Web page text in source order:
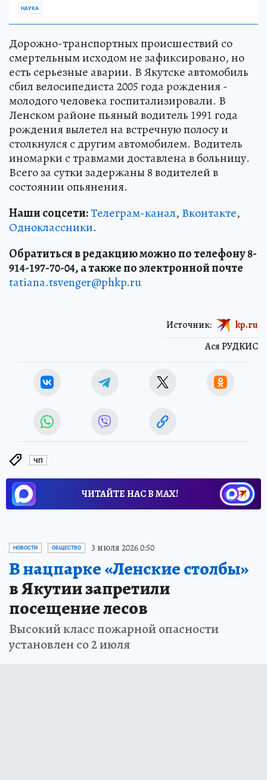
НАУКА
Дорожно-транспортных происшествий со
смертельным исходом не зафиксировано, но
есть серьезные аварии. В Якутске автомобиль
сбил велосипедиста 2005 года рождения -
молодого человека госпитализировали. В
Ленском районе пьяный водитель 1991 года
рождения вылетел на встречную полосу и
столкнулся с другим автомобилем. Водитель
иномарки с травмами доставлена в больницу.
Всего за сутки задержаны 8 водителей в
состоянии опьянения.
Наши соцсети:Телеграм-канал, Вконтакте,
Одноклассники.
Обратиться в редакцию можно по телефону 8-
914-197-70-04, а также по электронной почте
tatiana.tsvenger@phkp.ru
Ася РУДКИС
Источник: kp.ru
ЧП
ЧИТАЙТЕ НАС В МАХ!
НОВОСТИ ОБЩЕСТВО 3 июля 2026 0:50
В нацпарке «Ленские столбы»
в Якутии запретили
посещение лесов
Высокий класс пожарной опасности
установлен со 2 июля